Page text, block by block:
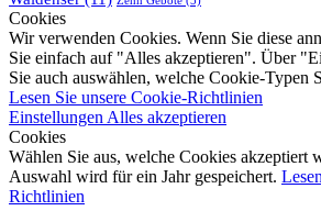
Cookies
Wir verwenden Cookies. Wenn Sie diese
Sie einfach auf "Alles akzeptieren". Über
Sie auch auswählen, welche Cookie-Typen
Lesen Sie unsere Cookie-Richtlinien
Einstellungen Alles akzeptieren
Cookies
Wählen Sie aus, welche Cookies akzeptiert
Auswahl wird für ein Jahr gespeichert.
Richtlinien